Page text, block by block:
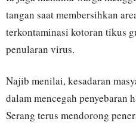
tangan saat membersihkan
terkontaminasi kotoran tikus
penularan virus.
Najib menilai, kesadaran
dalam mencegah penyebaran
Serang terus mendorong